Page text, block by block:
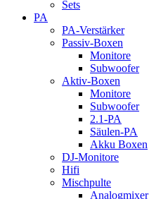
Sets
PA
PA-Verstärker
Passiv-Boxen
Monitore
Subwoofer
Aktiv-Boxen
Monitore
Subwoofer
2.1-PA
Säulen-PA
Akku Boxen
DJ-Monitore
Hifi
Mischpulte
Analogmixer